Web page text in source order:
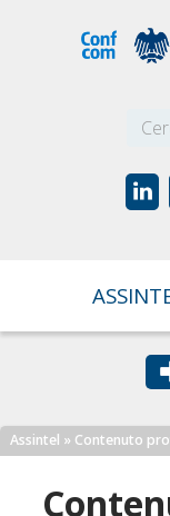
Assintel » Contenuto